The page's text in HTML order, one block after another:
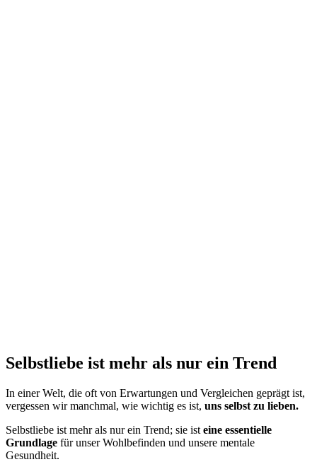
Selbstliebe ist mehr als nur ein Trend
In einer Welt, die oft von Erwartungen und Vergleichen geprägt ist,
vergessen wir manchmal, wie wichtig es ist, uns selbst zu lieben.
Selbstliebe ist mehr als nur ein Trend; sie ist eine essentielle
Grundlage für unser Wohlbefinden und unsere mentale
Gesundheit.